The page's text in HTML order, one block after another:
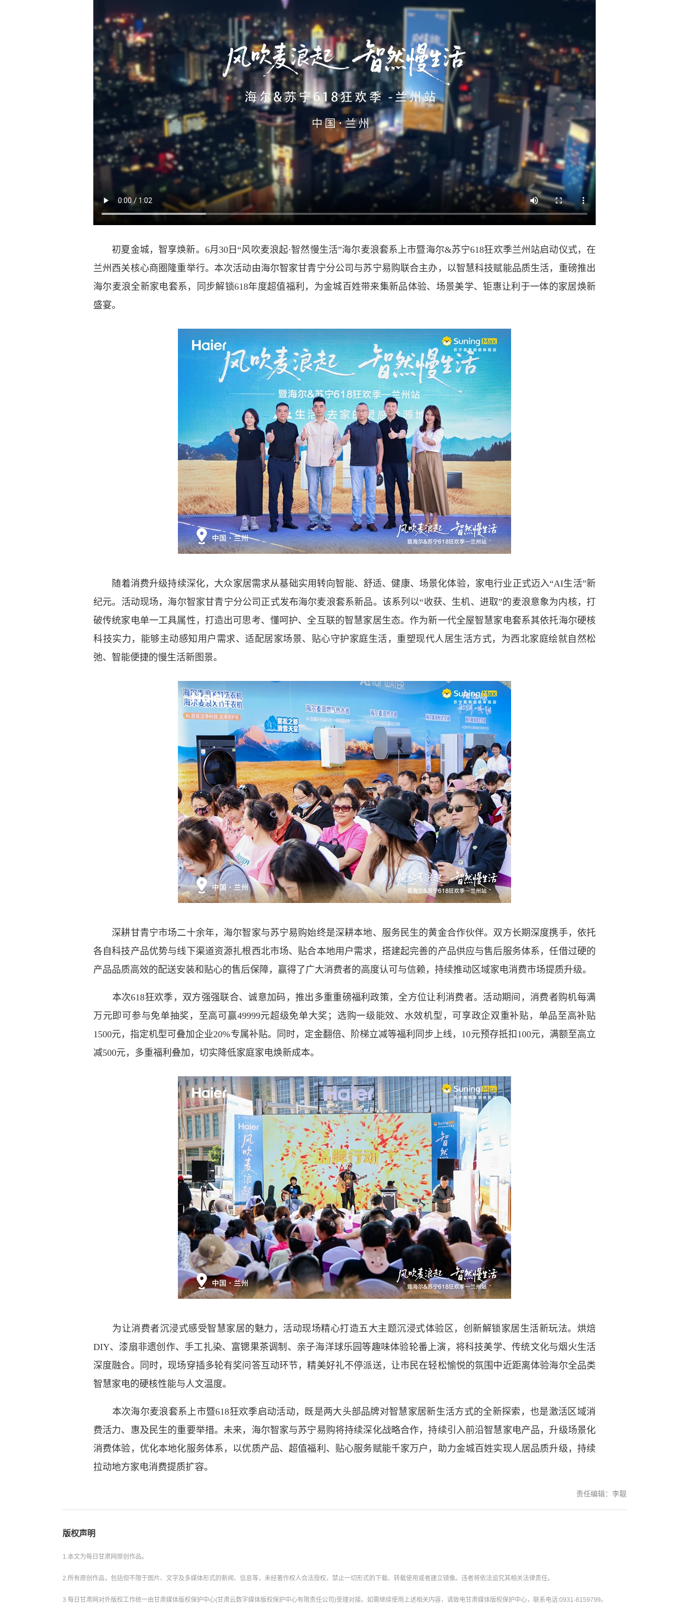
初夏金城，智享焕新。6月30日“风吹麦浪起·智然慢生活”海尔麦浪套系上市暨海尔&苏宁618狂欢季兰州站启动仪式，在
兰州西关核心商圈隆重举行。本次活动由海尔智家甘青宁分公司与苏宁易购联合主办，以智慧科技赋能品质生活，重磅推出
海尔麦浪全新家电套系，同步解锁618年度超值福利，为金城百姓带来集新品体验、场景美学、钜惠让利于一体的家居焕新
盛宴。
随着消费升级持续深化，大众家居需求从基础实用转向智能、舒适、健康、场景化体验，家电行业正式迈入“AI生活”新
纪元。活动现场，海尔智家甘青宁分公司正式发布海尔麦浪套系新品。该系列以“收获、生机、进取”的麦浪意象为内核，打
破传统家电单一工具属性，打造出可思考、懂呵护、全互联的智慧家居生态。作为新一代全屋智慧家电套系其依托海尔硬核
科技实力，能够主动感知用户需求、适配居家场景、贴心守护家庭生活，重塑现代人居生活方式，为西北家庭绘就自然松
弛、智能便捷的慢生活新图景。
深耕甘青宁市场二十余年，海尔智家与苏宁易购始终是深耕本地、服务民生的黄金合作伙伴。双方长期深度携手，依托
各自科技产品优势与线下渠道资源扎根西北市场、贴合本地用户需求，搭建起完善的产品供应与售后服务体系，任借过硬的
产品品质高效的配送安装和贴心的售后保障，赢得了广大消费者的高度认可与信赖，持续推动区域家电消费市场提质升级。
本次618狂欢季，双方强强联合、诚意加码，推出多重重磅福利政策，全方位让利消费者。活动期间，消费者购机每满
万元即可参与免单抽奖，至高可赢49999元超级免单大奖；选购一级能效、水效机型，可享政企双重补贴，单品至高补贴
1500元，指定机型可叠加企业20%专属补贴。同时，定金翻倍、阶梯立减等福利同步上线，10元预存抵扣100元，满额至高立
减500元，多重福利叠加，切实降低家庭家电焕新成本。
为让消费者沉浸式感受智慧家居的魅力，活动现场精心打造五大主题沉浸式体验区，创新解锁家居生活新玩法。烘焙
DIY、漆扇非遗创作、手工扎染、富锶果茶调制、亲子海洋球乐园等趣味体验轮番上演，将科技美学、传统文化与烟火生活
深度融合。同时，现场穿插多轮有奖问答互动环节，精美好礼不停派送，让市民在轻松愉悦的氛围中近距离体验海尔全品类
智慧家电的硬核性能与人文温度。
本次海尔麦浪套系上市暨618狂欢季启动活动，既是两大头部品牌对智慧家居新生活方式的全新探索，也是激活区域消
费活力、惠及民生的重要举措。未来，海尔智家与苏宁易购将持续深化战略合作，持续引入前沿智慧家电产品，升级场景化
消费体验，优化本地化服务体系，以优质产品、超值福利、贴心服务赋能千家万户，助力金城百姓实现人居品质升级，持续
拉动地方家电消费提质扩容。
责任编辑：李靓
版权声明
1.本文为每日甘肃网原创作品。
2.所有原创作品，包括但不限于图片、文字及多媒体形式的新闻、信息等，未经著作权人合法授权，禁止一切形式的下载、转载使用或者建立镜像。违者将依法追究其相关法律责任。
3.每日甘肃网对外版权工作统一由甘肃媒体版权保护中心(甘肃云数字媒体版权保护中心有限责任公司)受理对接。如需继续使用上述相关内容，请致电甘肃媒体版权保护中心，联系电话:0931-8159799。